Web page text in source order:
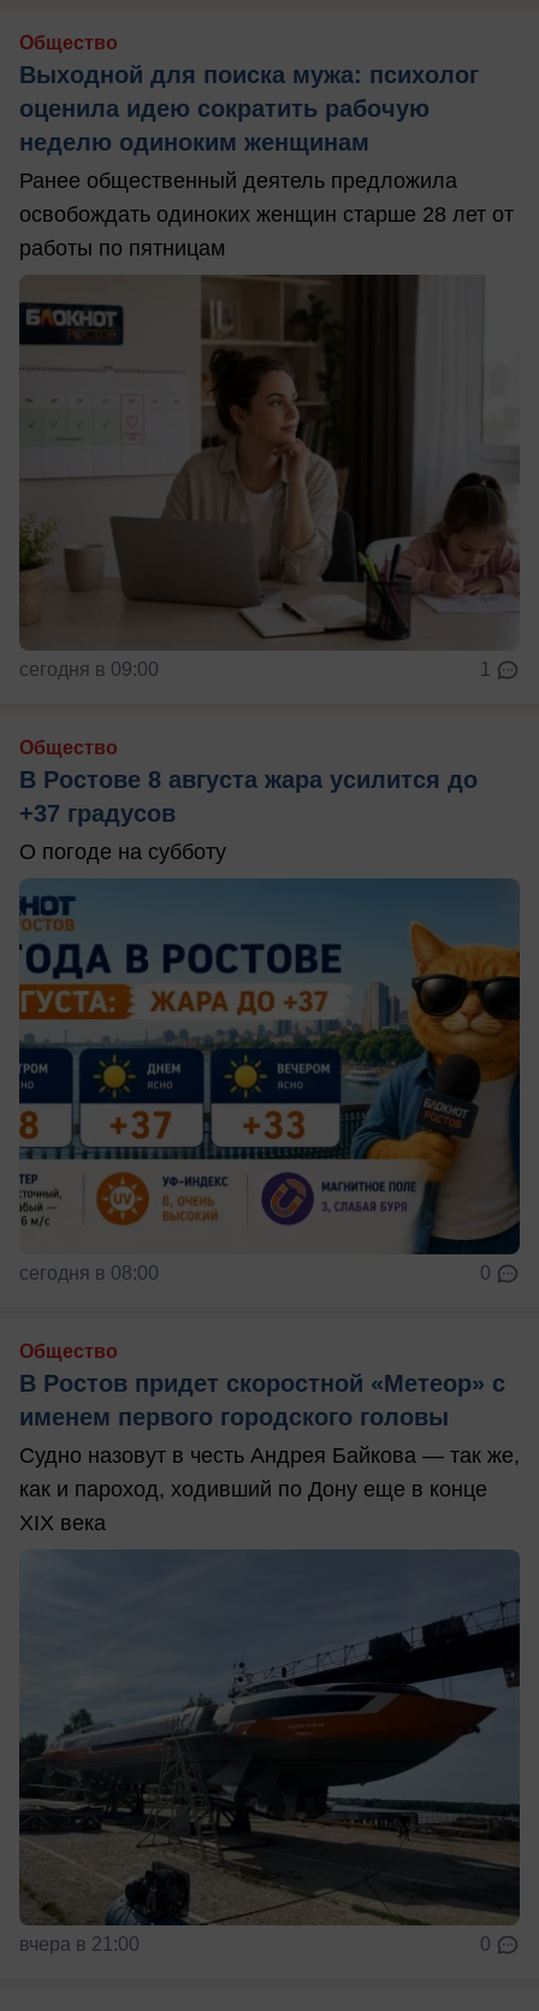
Общество
Выходной для поиска мужа: психолог
оценила идею сократить рабочую
неделю одиноким женщинам
Ранее общественный деятель предложила
освобождать одиноких женщин старше 28 лет от
работы по пятницам
сегодня в 09:00 1
Общество
В Ростове 8 августа жара усилится до
+37 градусов
О погоде на субботу
сегодня в 08:00 0
Общество
В Ростов придет скоростной «Метеор» с
именем первого городского головы
Судно назовут в честь Андрея Байкова — так же,
как и пароход, ходивший по Дону еще в конце
XIX века
вчера в 21:00 0